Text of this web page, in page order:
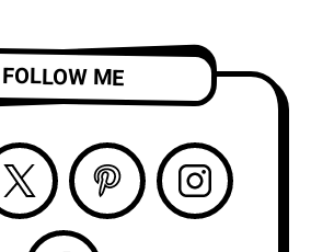
「Complication」の
ビデオを公開！
FOLLOW ME